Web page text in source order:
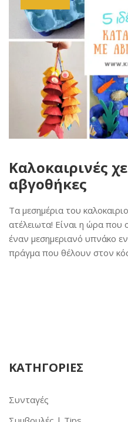
Καλοκαιρινές
αβγοθήκες
Τα μεσημέρια του
ατέλειωτα! Είναι η ώρα που
έναν μεσημεριανό υπνάκο
πράγμα που θέλουν στον
ΚΑΤΗΓΟΡΙΕΣ
Συνταγές